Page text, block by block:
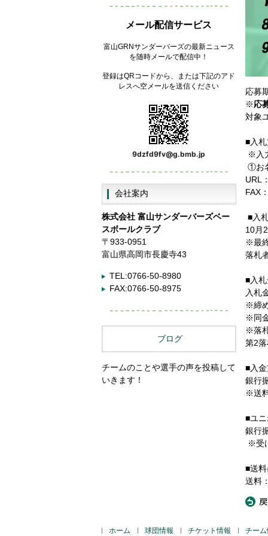
応募
※応
対象
■入
※入
①お
URL
FAX
■入
10月
※最
落札
■入
入札
※締
※同
※落
第2
■入
銀行
※送
■ユ
銀行
※受
■送
送料
メール配信サービス
富山GRNサンダーバーズの最新ニュース
を随時メールで配信中！
登録はQRコードから、または下記のアド
レスへ空メールを送信ください
9dzfd9fv@g.bmb.jp
会社案内
株式会社富山サンダーバーズベー
スボールクラブ
〒933-0951
富山県高岡市長慶寺43
TEL:0766-50-8980
FAX:0766-50-8975
ブログ
チームのことや選手の声を投稿して
いきます！
ホーム 球団情報 チケット情報 チー